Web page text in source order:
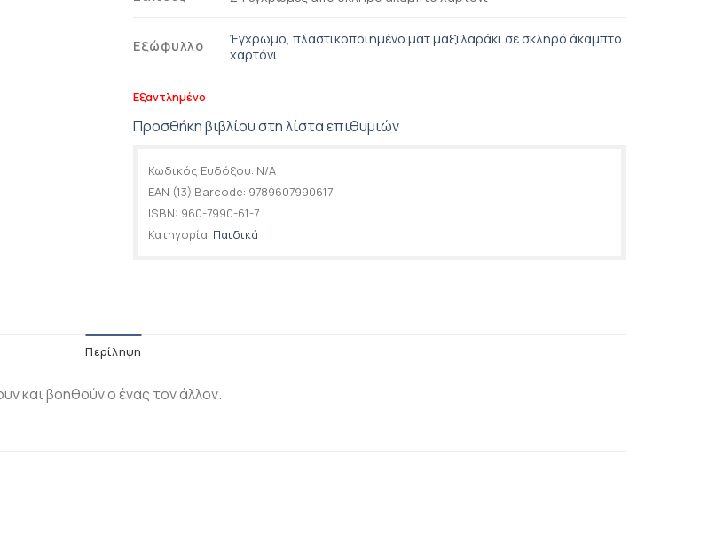
Εξώφυλλο
Έγχρωμο, πλαστικοποιημένο ματ μαξιλαράκι σε σκληρό άκαμπτο
χαρτόνι
Εξαντλημένο
Προσθήκη βιβλίου στη λίστα επιθυμιών
Κωδικός Ευδόξου: N/A
EAN (13) Barcode: 9789607990617
ISBN: 960-7990-61-7
Κατηγορία: Παιδικά
Περίληψη
και βοηθούν ο ένας τον άλλον.